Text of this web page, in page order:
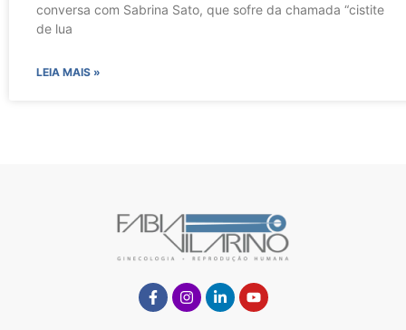
conversa com Sabrina Sato, que sofre da chamada “cistite
de lua
LEIA MAIS »
Facebook-
f
Instagram
Linkedin-
in
Youtube